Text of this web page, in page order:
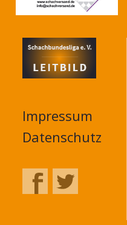
Impressum
Datenschutz